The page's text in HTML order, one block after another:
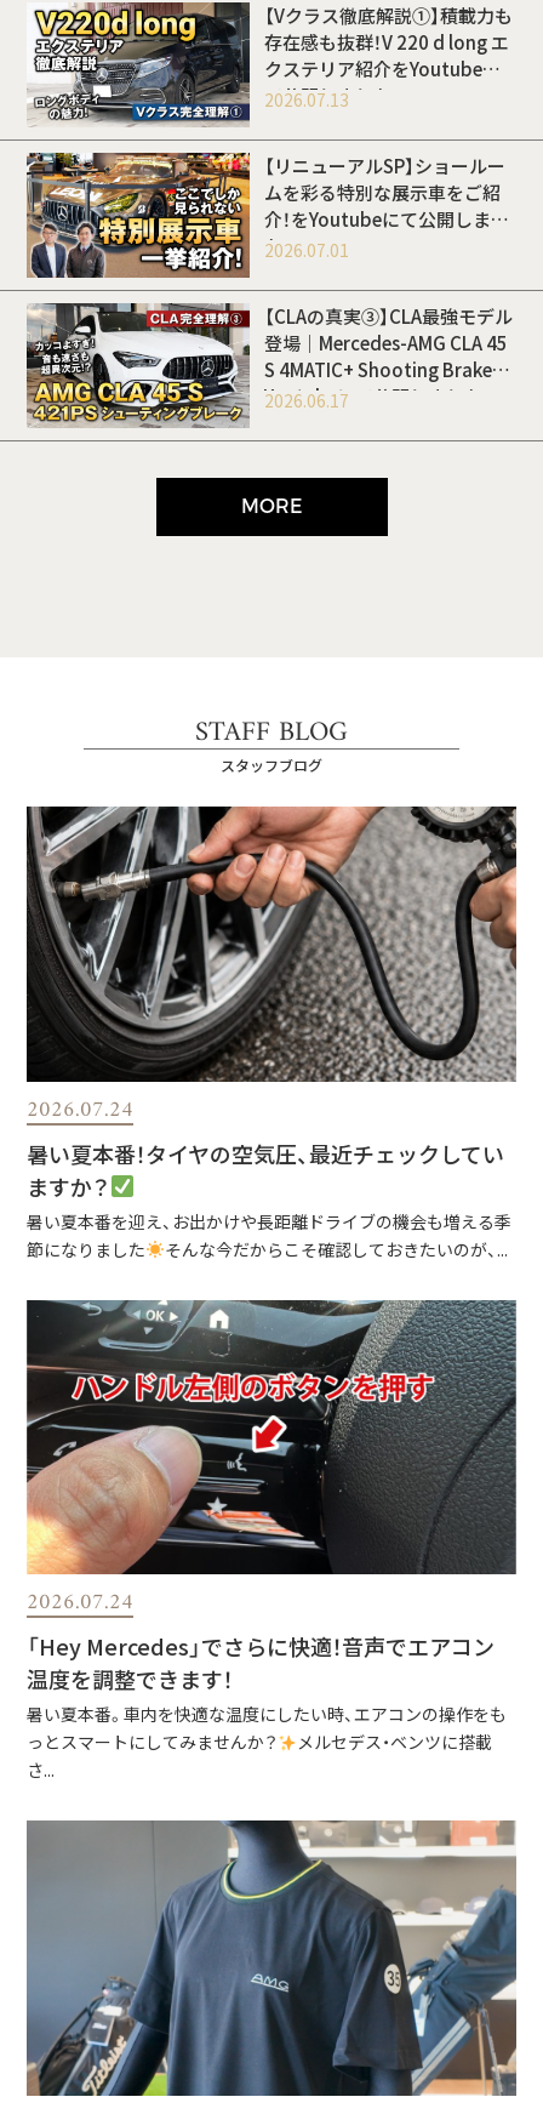
【Vクラス徹底解説①】積載力も
存在感も抜群！V 220 d long エ
クステリア紹介をYoutubeに
て公開しました
2026.07.13
【リニューアルSP】ショールー
ムを彩る特別な展示車をご紹
介！をYoutubeにて公開しまし
た
2026.07.01
【CLAの真実③】CLA最強モデル
登場｜Mercedes-AMG CLA 45
S 4MATIC+ Shooting Brakeを
Youtubeにて公開しました
2026.06.17
MORE
STAFF BLOG
スタッフブログ
2026.07.24
暑い夏本番！タイヤの空気圧、最近チェックしてい
ますか？
暑い夏本番を迎え、お出かけや長距離ドライブの機会も増える季
節になりました
そんな今だからこそ確認しておきたいのが、...
2026.07.24
「Hey Mercedes」でさらに快適！音声でエアコン
温度を調整できます！
暑い夏本番。車内を快適な温度にしたい時、エアコンの操作をも
っとスマートにしてみませんか？
メルセデス・ベンツに搭載
さ...